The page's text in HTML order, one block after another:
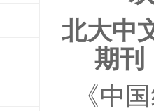
北大中
期刊
《中